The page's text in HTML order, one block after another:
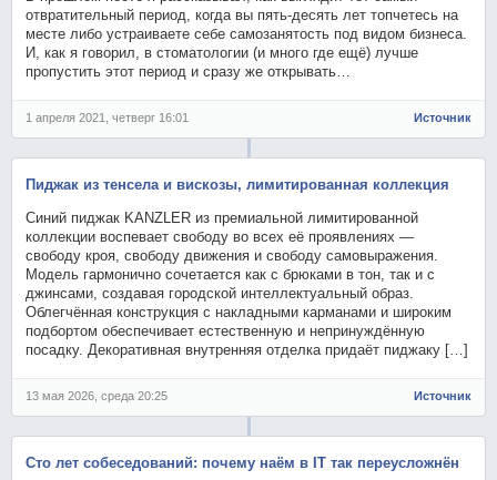
отвратительный период, когда вы пять-десять лет топчетесь на
месте либо устраиваете себе самозанятость под видом бизнеса.
И, как я говорил, в стоматологии (и много где ещё) лучше
пропустить этот период и сразу же открывать…
1 апреля 2021, четверг 16:01 Источник
Пиджак из тенсела и вискозы, лимитированная коллекция
Синий пиджак KANZLER из премиальной лимитированной
коллекции воспевает свободу во всех её проявлениях —
свободу кроя, свободу движения и свободу самовыражения.
Модель гармонично сочетается как с брюками в тон, так и с
джинсами, создавая городской интеллектуальный образ.
Облегчённая конструкция с накладными карманами и широким
подбортом обеспечивает естественную и непринуждённую
посадку. Декоративная внутренняя отделка придаёт пиджаку […]
13 мая 2026, среда 20:25 Источник
Сто лет собеседований: почему наём в IT так переусложнён